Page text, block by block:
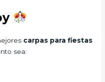
carpas para fiestas
sea: